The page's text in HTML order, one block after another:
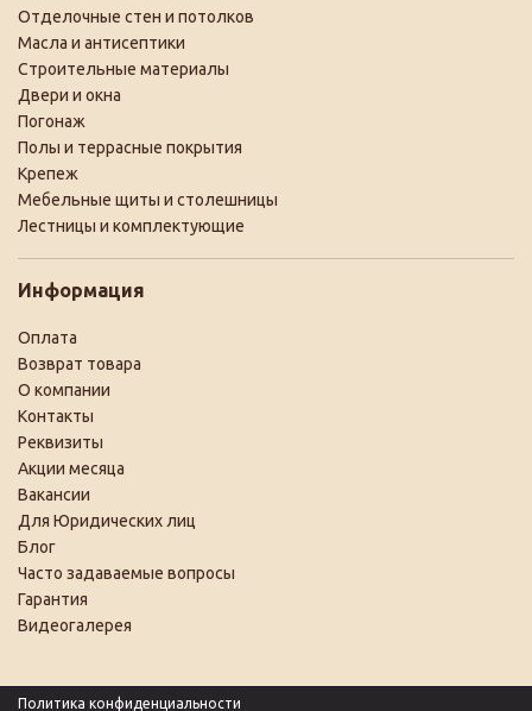
Отделочные стен и потолков
Масла и антисептики
Строительные материалы
Двери и окна
Погонаж
Полы и террасные покрытия
Крепеж
Мебельные щиты и столешницы
Лестницы и комплектующие
Информация
Оплата
Возврат товара
О компании
Контакты
Реквизиты
Акции месяца
Вакансии
Для Юридических лиц
Блог
Часто задаваемые вопросы
Гарантия
Видеогалерея
Политика конфиденциальности